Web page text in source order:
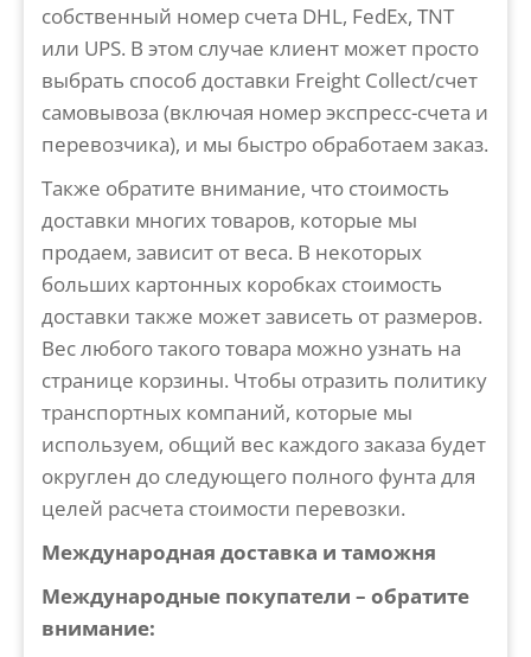
собственный номер счета DHL, FedEx, TNT
или UPS. В этом случае клиент может просто
выбрать способ доставки Freight Collect/счет
самовывоза (включая номер экспресс-счета и
перевозчика), и мы быстро обработаем заказ.
Также обратите внимание, что стоимость
доставки многих товаров, которые мы
продаем, зависит от веса. В некоторых
больших картонных коробках стоимость
доставки также может зависеть от размеров.
Вес любого такого товара можно узнать на
странице корзины. Чтобы отразить политику
транспортных компаний, которые мы
используем, общий вес каждого заказа будет
округлен до следующего полного фунта для
целей расчета стоимости перевозки.
Международная доставка и таможня
Международные покупатели – обратите
внимание: